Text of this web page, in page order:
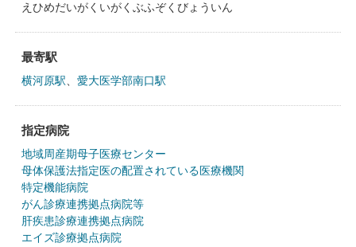
えひめだいがくいがくぶふぞくびょういん
最寄駅
横河原駅 愛大医学部南口駅
指定病院
地域周産期母子医療センター
母体保護法指定医の配置されている医療機関
特定機能病院
がん診療連携拠点病院等
肝疾患診療連携拠点病院
エイズ診療拠点病院